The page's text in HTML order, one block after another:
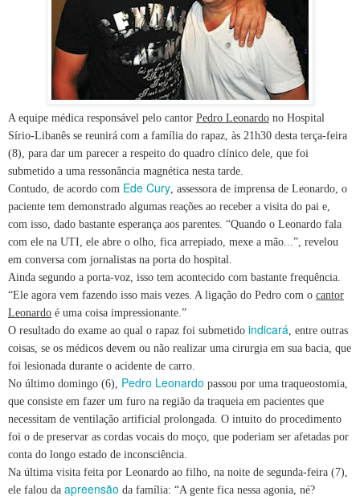
A equipe médica responsável pelo cantor Pedro Leonardo no Hospital
Sírio-Libanês se reunirá com a família do rapaz, às 21h30 desta terça-feira
(8), para dar um parecer a respeito do quadro clínico dele, que foi
submetido a uma ressonância magnética nesta tarde.
Contudo, de acordo com Ede Cury , assessora de imprensa de Leonardo, o
paciente tem demonstrado algumas reações ao receber a visita do pai e,
com isso, dado bastante esperança aos parentes. “Quando o Leonardo fala
com ele na UTI, ele abre o olho, fica arrepiado, mexe a mão...”, revelou
em conversa com jornalistas na porta do hospital.
Ainda segundo a porta-voz, isso tem acontecido com bastante frequência.
“Ele agora vem fazendo isso mais vezes. A ligação do Pedro com o cantor
Leonardo é uma coisa impressionante.”
O resultado do exame ao qual o rapaz foi submetido indicará , entre outras
coisas, se os médicos devem ou não realizar uma cirurgia em sua bacia, que
foi lesionada durante o acidente de carro.
No último domingo (6), Pedro Leonardo passou por uma traqueostomia,
que consiste em fazer um furo na região da traqueia em pacientes que
necessitam de ventilação artificial prolongada. O intuito do procedimento
foi o de preservar as cordas vocais do moço, que poderiam ser afetadas por
conta do longo estado de inconsciência.
Na última visita feita por Leonardo ao filho, na noite de segunda-feira (7),
ele falou da apreensão da família: “A gente fica nessa agonia, né?